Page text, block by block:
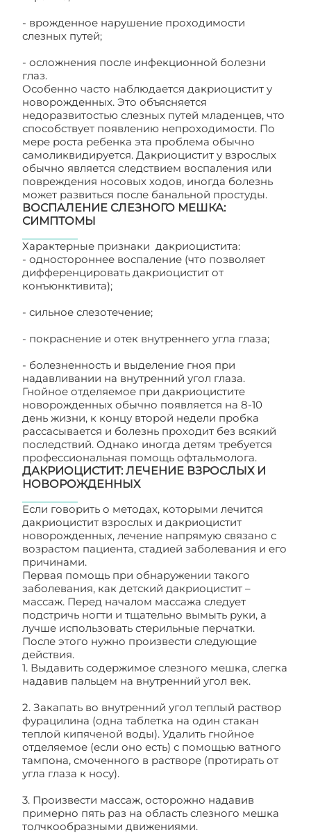
- врожденное нарушение проходимости
слезных путей;
- осложнения после инфекционной болезни
глаз.
Особенно часто наблюдается дакриоцистит у
новорожденных. Это объясняется
недоразвитостью слезных путей младенцев, что
способствует появлению непроходимости. По
мере роста ребенка эта проблема обычно
самоликвидируется. Дакриоцистит у взрослых
обычно является следствием воспаления или
повреждения носовых ходов, иногда болезнь
может развиться после банальной простуды.
ВОСПАЛЕНИЕ СЛЕЗНОГО МЕШКА:
СИМПТОМЫ
Характерные признаки дакриоцистита:
- одностороннее воспаление (что позволяет
дифференцировать дакриоцистит от
конъюнктивита);
- сильное слезотечение;
- покраснение и отек внутреннего угла глаза;
- болезненность и выделение гноя при
надавливании на внутренний угол глаза.
Гнойное отделяемое при дакриоцистите
новорожденных обычно появляется на 8-10
день жизни, к концу второй недели пробка
рассасывается и болезнь проходит без всякий
последствий. Однако иногда детям требуется
профессиональная помощь офтальмолога.
ДАКРИОЦИСТИТ: ЛЕЧЕНИЕ ВЗРОСЛЫХ И
НОВОРОЖДЕННЫХ
Если говорить о методах, которыми лечится
дакриоцистит взрослых и дакриоцистит
новорожденных, лечение напрямую связано с
возрастом пациента, стадией заболевания и его
причинами.
Первая помощь при обнаружении такого
заболевания, как детский дакриоцистит –
массаж. Перед началом массажа следует
подстричь ногти и тщательно вымыть руки, а
лучше использовать стерильные перчатки.
После этого нужно произвести следующие
действия.
1. Выдавить содержимое слезного мешка, слегка
надавив пальцем на внутренний угол век.
2. Закапать во внутренний угол теплый раствор
фурацилина (одна таблетка на один стакан
теплой кипяченой воды). Удалить гнойное
отделяемое (если оно есть) с помощью ватного
тампона, смоченного в растворе (протирать от
угла глаза к носу).
3. Произвести массаж, осторожно надавив
примерно пять раз на область слезного мешка
толчкообразными движениями.